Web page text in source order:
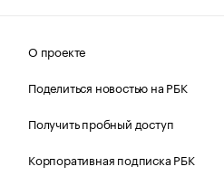
О проекте
Поделиться новостью на РБК
Получить пробный доступ
Корпоративная подписка РБК